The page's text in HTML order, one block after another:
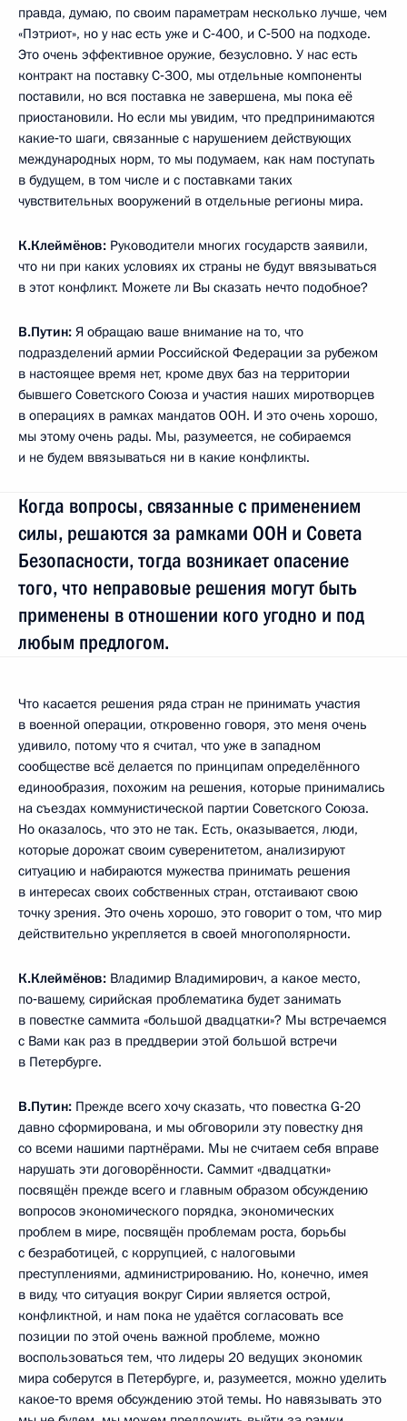
правда, думаю, по своим параметрам несколько лучше, чем
«Пэтриот», но у нас есть уже и С‑400, и С‑500 на подходе.
Это очень эффективное оружие, безусловно. У нас есть
контракт на поставку С‑300, мы отдельные компоненты
поставили, но вся поставка не завершена, мы пока её
приостановили. Но если мы увидим, что предпринимаются
какие‑то шаги, связанные с нарушением действующих
международных норм, то мы подумаем, как нам поступать
в будущем, в том числе и с поставками таких
чувствительных вооружений в отдельные регионы мира.
К.Клеймёнов: Руководители многих государств заявили,
что ни при каких условиях их страны не будут ввязываться
в этот конфликт. Можете ли Вы сказать нечто подобное?
В.Путин: Я обращаю ваше внимание на то, что
подразделений армии Российской Федерации за рубежом
в настоящее время нет, кроме двух баз на территории
бывшего Советского Союза и участия наших миротворцев
в операциях в рамках мандатов ООН. И это очень хорошо,
мы этому очень рады. Мы, разумеется, не собираемся
и не будем ввязываться ни в какие конфликты.
Когда вопросы, связанные с применением
силы, решаются за рамками ООН и Совета
Безопасности, тогда возникает опасение
того, что неправовые решения могут быть
применены в отношении кого угодно и под
любым предлогом.
Что касается решения ряда стран не принимать участия
в военной операции, откровенно говоря, это меня очень
удивило, потому что я считал, что уже в западном
сообществе всё делается по принципам определённого
единообразия, похожим на решения, которые принимались
на съездах коммунистической партии Советского Союза.
Но оказалось, что это не так. Есть, оказывается, люди,
которые дорожат своим суверенитетом, анализируют
ситуацию и набираются мужества принимать решения
в интересах своих собственных стран, отстаивают свою
точку зрения. Это очень хорошо, это говорит о том, что мир
действительно укрепляется в своей многополярности.
К.Клеймёнов: Владимир Владимирович, а какое место,
по‑вашему, сирийская проблематика будет занимать
в повестке саммита «большой двадцатки»? Мы встречаемся
с Вами как раз в преддверии этой большой встречи
в Петербурге.
В.Путин: Прежде всего хочу сказать, что повестка G‑20
давно сформирована, и мы обговорили эту повестку дня
со всеми нашими партнёрами. Мы не считаем себя вправе
нарушать эти договорённости. Саммит «двадцатки»
посвящён прежде всего и главным образом обсуждению
вопросов экономического порядка, экономических
проблем в мире, посвящён проблемам роста, борьбы
с безработицей, с коррупцией, с налоговыми
преступлениями, администрированию. Но, конечно, имея
в виду, что ситуация вокруг Сирии является острой,
конфликтной, и нам пока не удаётся согласовать все
позиции по этой очень важной проблеме, можно
воспользоваться тем, что лидеры 20 ведущих экономик
мира соберутся в Петербурге, и, разумеется, можно уделить
какое‑то время обсуждению этой темы. Но навязывать это